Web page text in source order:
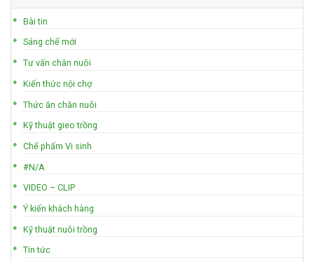
Bài tin
Sáng chế mới
Tư vấn chăn nuôi
Kiến thức nội chợ
Thức ăn chăn nuôi
Kỹ thuật gieo trồng
Chế phẩm Vi sinh
#N/A
VIDEO – CLIP
Ý kiến khách hàng
Kỹ thuật nuôi trồng
Tin tức